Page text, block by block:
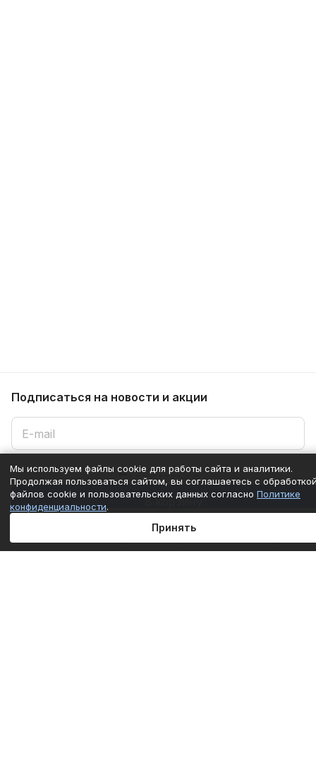
В корзину
Подписаться на новости и акции
Подписаться
Компания
Мы используем файлы cookie для работы сайта и аналитики.
Продолжая пользоваться сайтом, вы соглашаетесь с
файлов cookie и пользовательских данных согласно Политике
конфиденциальности.
Принять